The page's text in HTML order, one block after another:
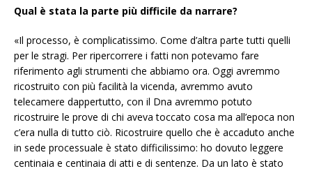
Qual è stata la parte più difficile da narrare?
«Il processo, è complicatissimo. Come d’altra parte tutti quelli
per le stragi. Per ripercorrere i fatti non potevamo fare
riferimento agli strumenti che abbiamo ora. Oggi avremmo
ricostruito con più facilità la vicenda, avremmo avuto
telecamere dappertutto, con il Dna avremmo potuto
ricostruire le prove di chi aveva toccato cosa ma all’epoca non
c’era nulla di tutto ciò. Ricostruire quello che è accaduto anche
in sede processuale è stato difficilissimo: ho dovuto leggere
centinaia e centinaia di atti e di sentenze. Da un lato è stato